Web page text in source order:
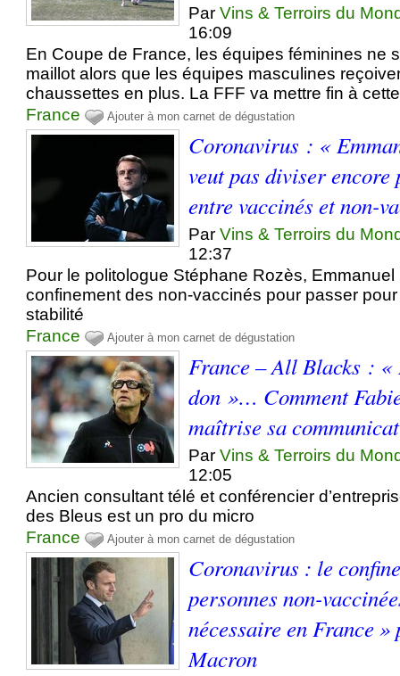
ParVins & Terroirs du
16:09
En Coupe de France, les équipes féminines ne
maillot alors que les équipes masculines
chaussettes en plus. La FFF va mettre fin à
France
Ajouter à mon carnet de dégustation
Coronavirus : «
veut pas diviser
entre vaccinés et non-
ParVins & Terroirs du
12:37
Pour le politologue Stéphane Rozès,
confinement des non-vaccinés pour passer
stabilité
France
Ajouter à mon carnet de dégustation
France – All Blacks :
don »… Comment
maîtrise sa
ParVins & Terroirs du
12:05
Ancien consultant télé et conférencier
des Bleus est un pro du micro
France
Ajouter à mon carnet de dégustation
Coronavirus : le
personnes non-
nécessaire en France
Macron